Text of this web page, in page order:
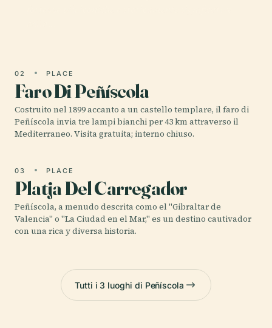
02 PLACE
Faro Di Peñíscola
Costruito nel 1899 accanto a un castello templare, il faro di
Peñíscola invia tre lampi bianchi per 43 km attraverso il
Mediterraneo. Visita gratuita; interno chiuso.
03 PLACE
Platja Del Carregador
Peñíscola, a menudo descrita como el "Gibraltar de
Valencia" o "La Ciudad en el Mar," es un destino cautivador
con una rica y diversa historia.
Tutti i 3 luoghi di Peñíscola